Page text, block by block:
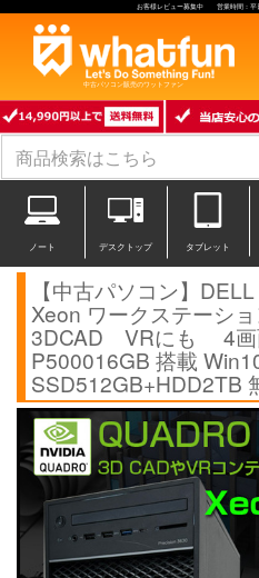
お客様レビュー募集中 営業時間：
中古パソコン販売のワットファン
ノート デスクトップ タブレット
【中古パソコン】
Xeon ワークステーシ
3DCAD VRにも 4画
P500016GB 搭載
SSD512GB+HDD2TB